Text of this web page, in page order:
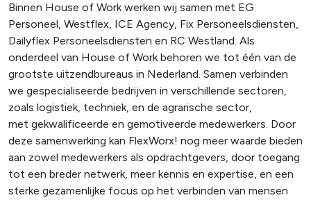
Binnen House of Work werken wij samen met EG
Personeel, Westflex, ICE Agency, Fix Personeelsdiensten,
Dailyflex Personeelsdiensten en RC Westland. Als
onderdeel van House of Work behoren we tot één van de
grootste uitzendbureaus in Nederland. Samen verbinden
we gespecialiseerde bedrijven in verschillende sectoren,
zoals logistiek, techniek, en de agrarische sector,
met gekwalificeerde en gemotiveerde medewerkers. Door
deze samenwerking kan FlexWorx! nog meer waarde bieden
aan zowel medewerkers als opdrachtgevers, door toegang
tot een breder netwerk, meer kennis en expertise, en een
sterke gezamenlijke focus op het verbinden van mensen